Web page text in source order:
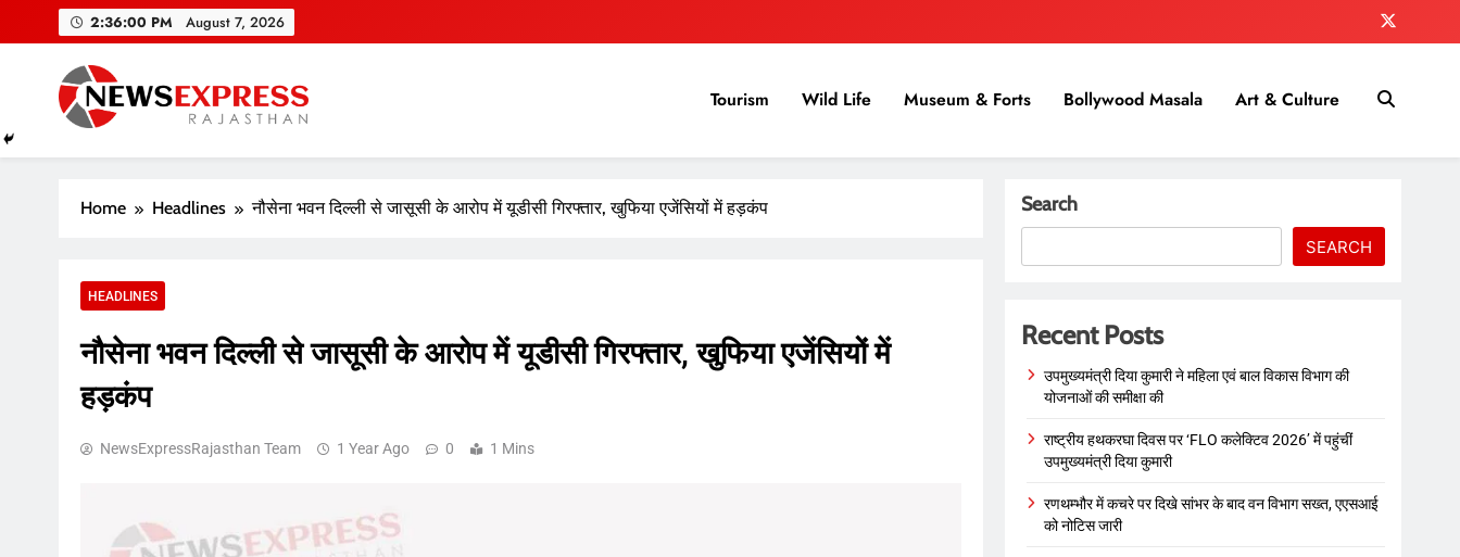
2:36:01 PM August 7, 2026
Tourism Wild Life Museum & Forts Bollywood Masala Art & Culture
Home Headlines नौसेना भवन दिल्ली से जासूसी के आरोप में यूडीसी गिरफ्तार, खुफिया एजेंसियों में हड़कंप
HEADLINES
नौसेना भवन दिल्ली से जासूसी के आरोप में यूडीसी गिरफ्तार, खुफिया एजेंसियों में
हड़कंप
NewsExpressRajasthan Team 1 Year Ago 0 1 Mins
Search
SEARCH
Recent Posts
उपमुख्यमंत्री दिया कुमारी ने महिला एवं बाल विकास विभाग की
योजनाओं की समीक्षा की
राष्ट्रीय हथकरघा दिवस पर ‘FLO कलेक्टिव 2026’ में पहुंचीं
उपमुख्यमंत्री दिया कुमारी
रणथम्भौर में कचरे पर दिखे सांभर के बाद वन विभाग सख्त, एएसआई
को नोटिस जारी